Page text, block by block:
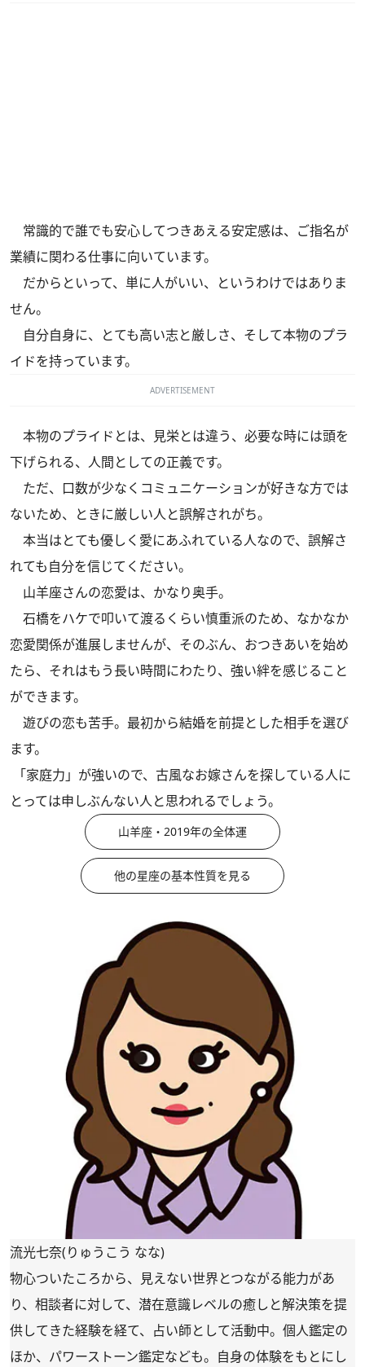
常識的で誰でも安心してつきあえる安定感は、ご指名が
業績に関わる仕事に向いています。
だからといって、単に人がいい、というわけではありま
せん。
自分自身に、とても高い志と厳しさ、そして本物のプラ
イドを持っています。
ADVERTISEMENT
本物のプライドとは、見栄とは違う、必要な時には頭を
下げられる、人間としての正義です。
ただ、口数が少なくコミュニケーションが好きな方では
ないため、ときに厳しい人と誤解されがち。
本当はとても優しく愛にあふれている人なので、誤解さ
れても自分を信じてください。
山羊座さんの恋愛は、かなり奥手。
石橋をハケで叩いて渡るくらい慎重派のため、なかなか
恋愛関係が進展しませんが、そのぶん、おつきあいを始め
たら、それはもう長い時間にわたり、強い絆を感じること
ができます。
遊びの恋も苦手。最初から結婚を前提とした相手を選び
ます。
「家庭力」が強いので、古風なお嫁さんを探している人に
とっては申しぶんない人と思われるでしょう。
山羊座・2019年の全体運
他の星座の基本性質を見る
流光七奈(りゅうこう なな)
物心ついたころから、見えない世界とつながる能力があ
り、相談者に対して、潜在意識レベルの癒しと解決策を提
供してきた経験を経て、占い師として活動中。個人鑑定の
ほか、パワーストーン鑑定なども。自身の体験をもとにし